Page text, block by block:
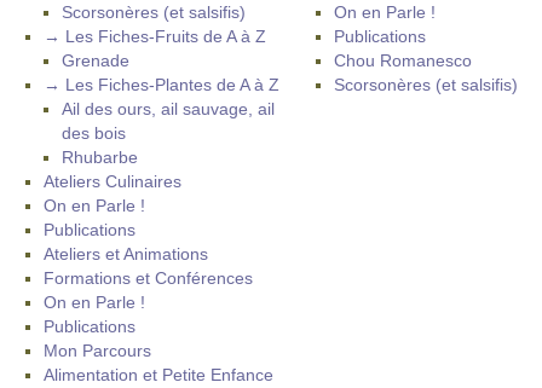
Scorsonères (et salsifis)
→ Les Fiches-Fruits de A à Z
Grenade
→ Les Fiches-Plantes de A à Z
Ail des ours, ail sauvage, ail
des bois
Rhubarbe
Ateliers Culinaires
On en Parle !
Publications
Ateliers et Animations
Formations et Conférences
On en Parle !
Publications
Mon Parcours
Alimentation et Petite Enfance
On en Parle !
Publications
Chou Romanesco
Scorsonères (et salsifis)